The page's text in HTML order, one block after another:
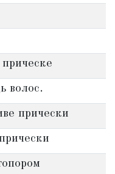
волос.
прически